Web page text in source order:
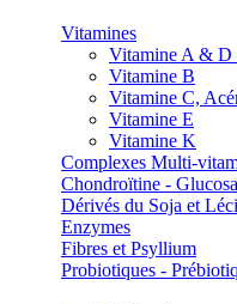
Vitamines
Vitamine A & D
Vitamine B
Vitamine C,
Vitamine E
Vitamine K
Complexes Multi-
Chondroïtine -
Dérivés du Soja et
Enzymes
Fibres et Psyllium
Probiotiques -